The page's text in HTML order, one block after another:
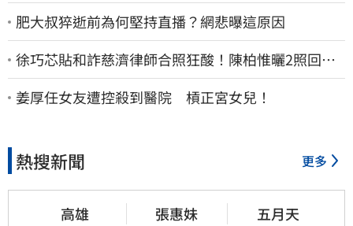
肥大叔猝逝前為何堅持直播？網悲曝這原因
徐巧芯貼和詐慈濟律師合照狂酸！陳柏惟曬2照回擊
網笑翻
姜厚任女友遭控殺到醫院 槓正宮女兒！
熱搜新聞 更多
高雄 張惠妹 五月天